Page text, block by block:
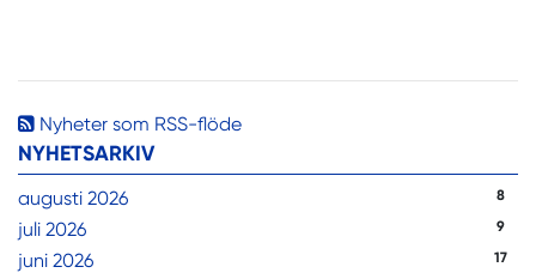
Nyheter som RSS-flöde
NYHETSARKIV
augusti 2026 8
juli 2026 9
juni 2026 17